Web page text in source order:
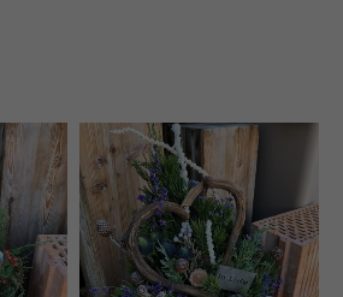
customers
(GMT +1)